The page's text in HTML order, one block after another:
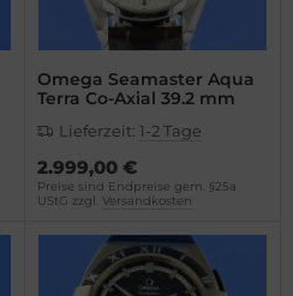
Omega Seamaster Aqua
Terra Co-Axial 39.2 mm
Lieferzeit: 1-2 Tage
2.999,00 €
Preise sind Endpreise gem. §25a
UStG zzgl. Versandkosten